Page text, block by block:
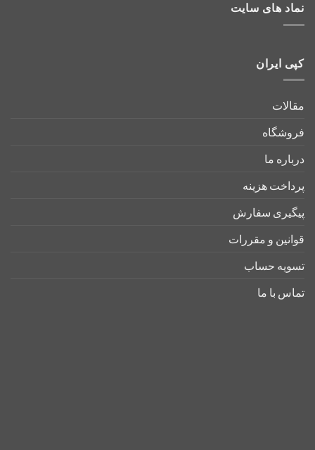
نماد های سایت
کپی ایران
مقالات
فروشگاه
درباره ما
پرداخت هزینه
پیگیری سفارش
قوانین و مقررات
تسویه حساب
تماس با ما